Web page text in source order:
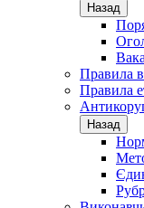
Назад
Правила
Правила
Назад